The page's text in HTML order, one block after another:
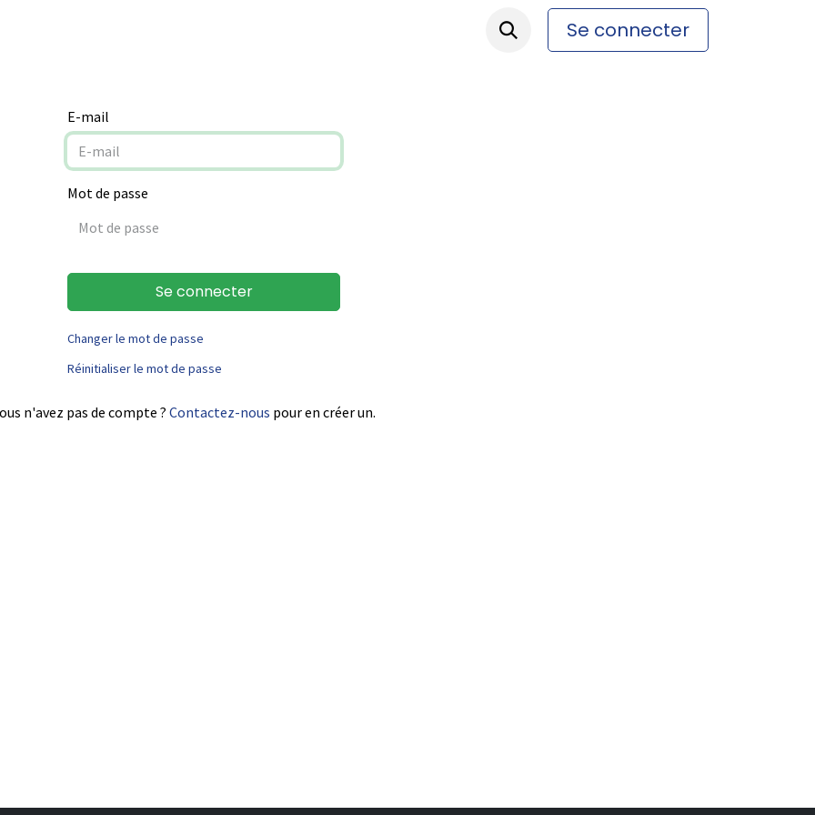
Se connecter
E-mail
Mot de passe
Se connecter
Changer le mot de passe
Réinitialiser le mot de passe
n'avez pas de compte ? Contactez-nous pour en créer un.